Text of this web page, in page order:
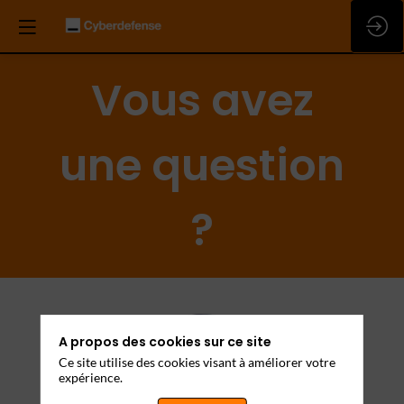
Vous avez
une question
?
A propos des cookies sur ce site
Ce site utilise des cookies visant à améliorer votre
expérience.